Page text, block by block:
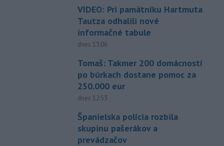
VIDEO: Pri pamätníku Hartmuta
Tautza odhalili nové
informačné tabule
dnes 13:06
Tomaš: Takmer 200 domácností
po búrkach dostane pomoc za
250.000 eur
dnes 12:53
Španielska polícia rozbila
skupinu pašerákov a
prevádzačov